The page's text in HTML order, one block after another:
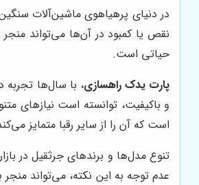
در دنیای پرهیاهوی ماشین‌آلات
نقص یا کمبود در آن‌ها می‌تواند
حیاتی است.
پارت یدک راهسازی، با سال‌ها
و باکیفیت، توانسته است نیازهای
است که آن را از سایر رقبا متمایز
تنوع مدل‌ها و برندهای جرثقیل در
عدم توجه به این نکته، می‌تواند